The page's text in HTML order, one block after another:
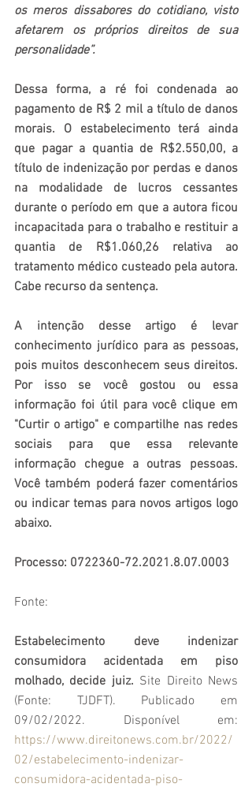
os meros dissabores do cotidiano, visto
afetarem os próprios direitos de sua
personalidade”.
Dessa forma, a ré foi condenada ao
pagamento de R$ 2 mil a título de danos
morais. O estabelecimento terá ainda
que pagar a quantia de R$2.550,00, a
título de indenização por perdas e danos
na modalidade de lucros cessantes
durante o período em que a autora ficou
incapacitada para o trabalho e restituir a
quantia de R$1.060,26 relativa ao
tratamento médico custeado pela autora.
Cabe recurso da sentença.
A intenção desse artigo é levar
conhecimento jurídico para as pessoas,
pois muitos desconhecem seus direitos.
Por isso se você gostou ou essa
informação foi útil para você clique em
"Curtir o artigo" e compartilhe nas redes
sociais para que essa relevante
informação chegue a outras pessoas.
Você também poderá fazer comentários
ou indicar temas para novos artigos logo
abaixo.
Processo: 0722360-72.2021.8.07.0003
Fonte:
Estabelecimento deve indenizar
consumidora acidentada em piso
molhado, decide juiz. Site Direito News
(Fonte: TJDFT). Publicado em
https://www.direitonews.com.br/2022/
02/estabelecimento-indenizar-
consumidora-acidentada-piso-